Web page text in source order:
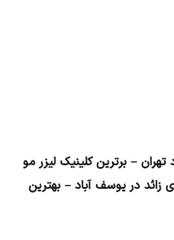
– برترین کلینیک لیزر مو
زائد در یوسف آباد – بهترین